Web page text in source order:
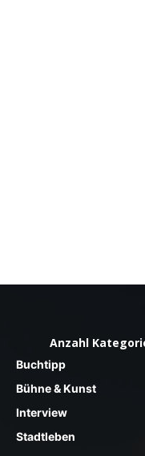
Anzahl
Buchtipp
Bühne & Kunst
Interview
Stadtleben